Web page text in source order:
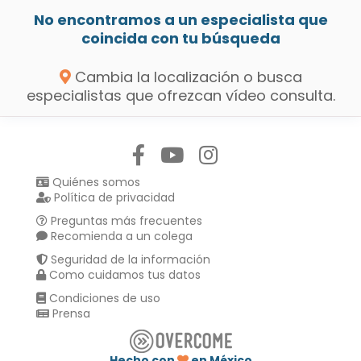
No encontramos a un especialista que
coincida con tu búsqueda
Cambia la localización o busca
especialistas que ofrezcan vídeo consulta.
Quiénes somos
Política de privacidad
Preguntas más frecuentes
Recomienda a un colega
Seguridad de la información
Como cuidamos tus datos
Condiciones de uso
Prensa